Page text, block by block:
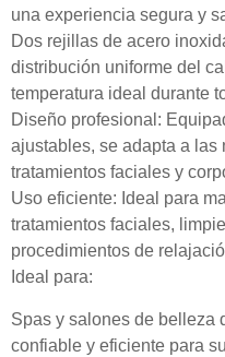
una experiencia segura y
Dos rejillas de acero
distribución uniforme del
temperatura ideal durante
Diseño profesional:
ajustables, se adapta a
tratamientos faciales y
Uso eficiente: Ideal para
tratamientos faciales,
procedimientos de
Ideal para:
Spas y salones de belleza
confiable y eficiente para